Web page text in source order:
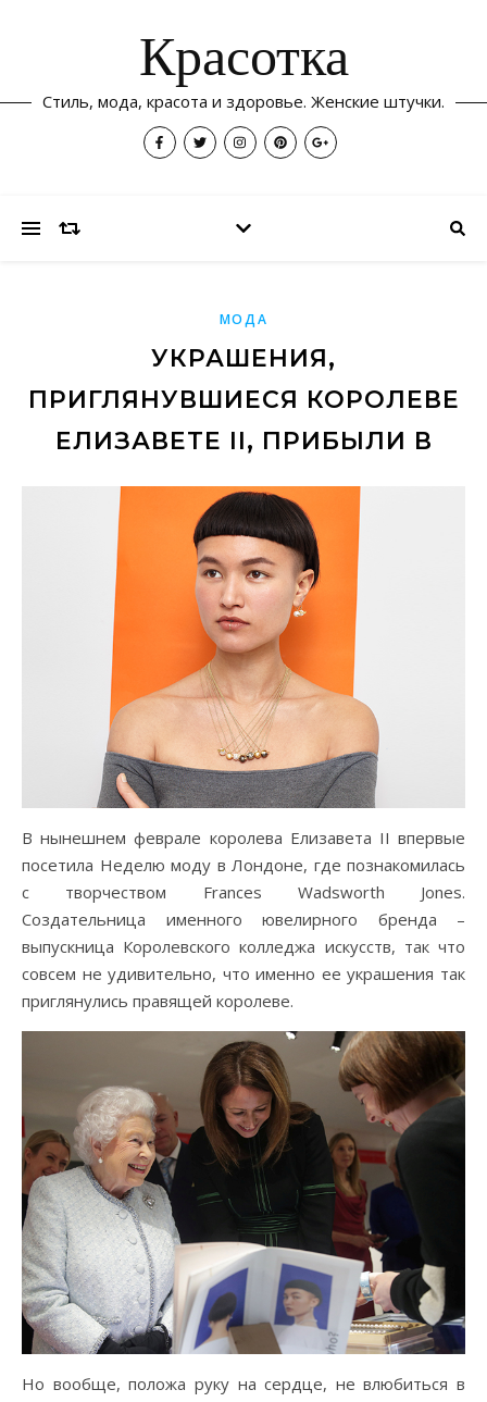
Красотка
Стиль, мода, красота и здоровье. Женские штучки.
МОДА
УКРАШЕНИЯ,
ПРИГЛЯНУВШИЕСЯ КОРОЛЕВЕ
ЕЛИЗАВЕТЕ II, ПРИБЫЛИ В
МОСКВУ
20.07.2018
В нынешнем феврале королева Елизавета II впервые
посетила Неделю моду в Лондоне, где познакомилась
с творчеством Frances Wadsworth Jones.
Создательница именного ювелирного бренда –
выпускница Королевского колледжа искусств, так что
совсем не удивительно, что именно ее украшения так
приглянулись правящей королеве.
Но вообще, положа руку на сердце, не влюбиться в